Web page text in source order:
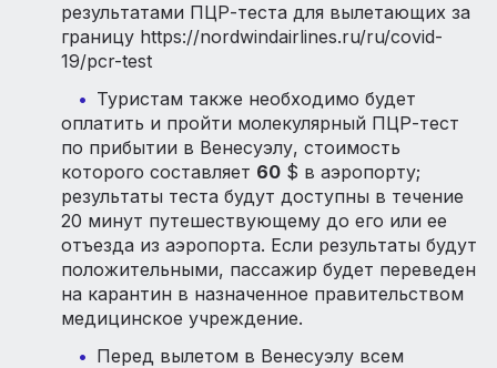
результатами ПЦР-теста для вылетающих за
границу https://nordwindairlines.ru/ru/covid-
19/pcr-test
Туристам также необходимо будет
оплатить и пройти молекулярный ПЦР-тест
по прибытии в Венесуэлу, стоимость
которого составляет 60 $ в аэропорту;
результаты теста будут доступны в течение
20 минут путешествующему до его или ее
отъезда из аэропорта. Если результаты будут
положительными, пассажир будет переведен
на карантин в назначенное правительством
медицинское учреждение.
Перед вылетом в Венесуэлу всем